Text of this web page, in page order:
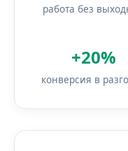
работа без
+20%
конверсия в